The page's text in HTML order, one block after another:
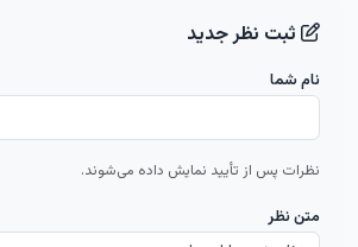
ثبت نظر جدید
نام شما
نظرات پس از تأیید نمایش داده می‌شوند.
متن نظر